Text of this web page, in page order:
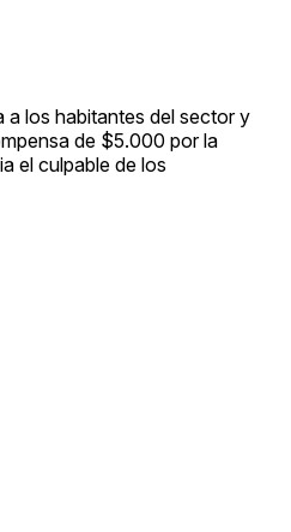
a los habitantes del sector y
de $5.000 por la
el culpable de los